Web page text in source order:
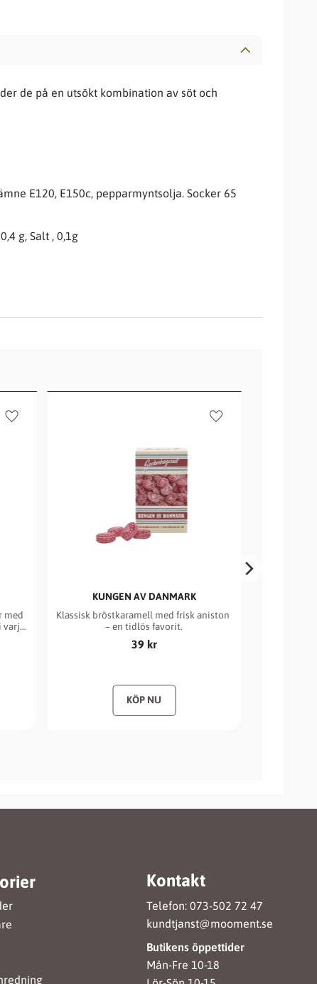
de på en utsökt kombination av söt och
E120, E150c, pepparmyntsolja. Socker 65
g, Salt , 0,1g
med
varje
Lägg till i favoriter
KUNGEN AV DANMARK
Klassisk bröstkaramell med frisk aniston
– en tidlös favorit.
39 kr
Lägg till i favoriter
Kontakt
Telefon: 073-502 72 47
kundtjanst@mooment.se
Butikens öppettider
Mån-Fre 10-18